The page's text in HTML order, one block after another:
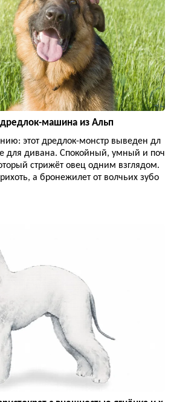
дредлок-машина из Альп
этот дредлок-монстр выведен дл
для дивана. Спокойный, умный и поч
стрижёт овец одним взглядом.
а бронежилет от волчьих зубо